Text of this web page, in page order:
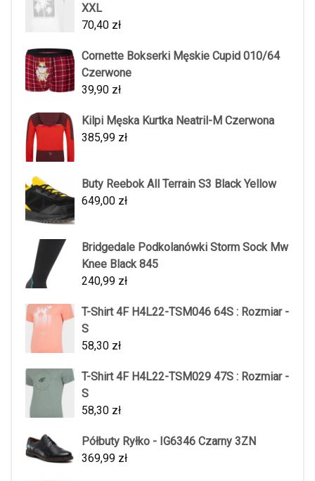
XXL
70,40 zł
Cornette Bokserki Męskie Cupid 010/64
Czerwone
39,90 zł
Kilpi Męska Kurtka Neatril-M Czerwona
385,99 zł
Buty Reebok All Terrain S3 Black Yellow
649,00 zł
Bridgedale Podkolanówki Storm Sock Mw
Knee Black 845
240,99 zł
T-Shirt 4F H4L22-TSM046 64S : Rozmiar -
S
58,30 zł
T-Shirt 4F H4L22-TSM029 47S : Rozmiar -
S
58,30 zł
Półbuty Ryłko - IG6346 Czarny 3ZN
369,99 zł